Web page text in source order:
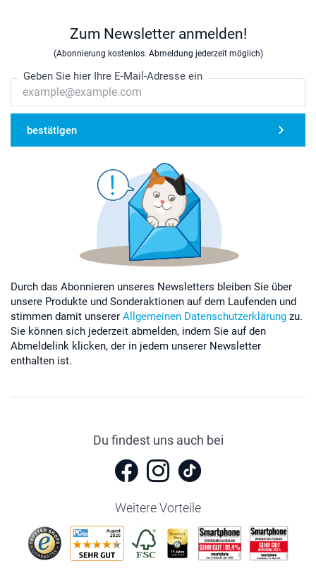
Zum Newsletter anmelden!
(Abonnierung kostenlos. Abmeldung jederzeit möglich)
Geben Sie hier Ihre E-Mail-Adresse ein
bestätigen
Durch das Abonnieren unseres Newsletters bleiben Sie über
unsere Produkte und Sonderaktionen auf dem Laufenden und
stimmen damit unserer Allgemeinen Datenschutzerklärung zu.
Sie können sich jederzeit abmelden, indem Sie auf den
Abmeldelink klicken, der in jedem unserer Newsletter
enthalten ist.
Du findest uns auch bei
Weitere Vorteile